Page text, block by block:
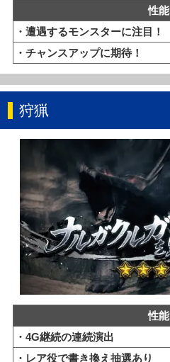
性能
・遭遇するモンスターに注目！
・チャンスアップに期待！
狩猟
性能
・4G継続の連続演出
・レア役で書き換え抽選あり